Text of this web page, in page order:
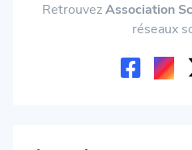
RetrouvezAssociation
réseaux